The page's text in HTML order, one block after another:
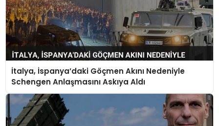
İtalya, İspanya’daki Göçmen Akını Nedeniyle
Schengen Anlaşmasını Askıya Aldı